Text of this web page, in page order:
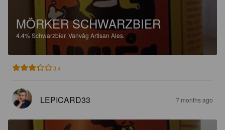
MÖRKER SCHWARZBIER
4.4%Schwarzbier. Vanvåg Artisan Ales.
3.4
LEPICARD33 7 months ago